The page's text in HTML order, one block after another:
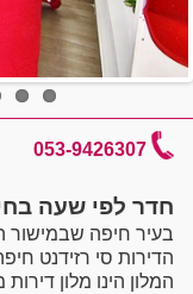
חדר לפי שעה
בעיר חיפה שבמישור
הדירות סי רזידנט
המלון הינו מלון